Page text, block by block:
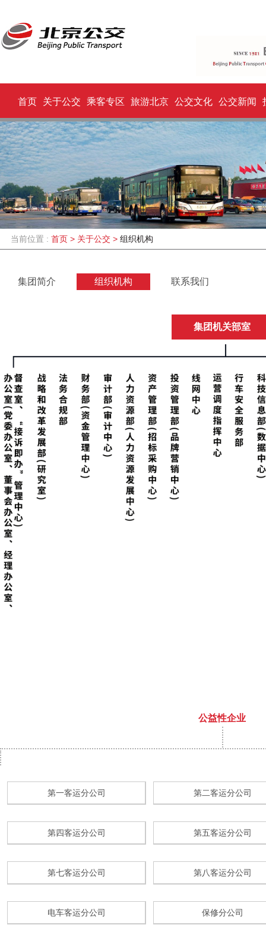
首页 关于公交 乘客专区 旅游北京 公交文化 公交新闻
当前位置 : 首页 > 关于公交 > 组织机构
集团简介 组织机构 联系我们
集团机关部室
公益性企业
第一客运分公司 第二客运分公司
第四客运分公司 第五客运分公司
第七客运分公司 第八客运分公司
电车客运分公司 保修分公司